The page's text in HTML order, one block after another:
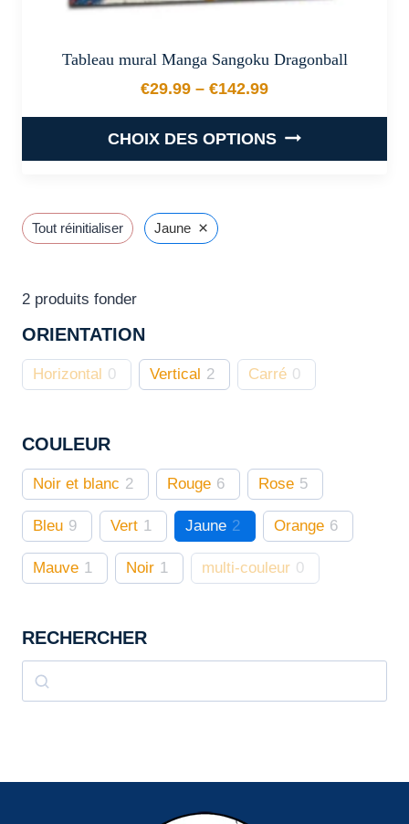
Tableau mural Manga Sangoku Dragonball
€29.99 – €142.99
Plage de prix : €29.99 à
CHOIX DES OPTIONS
a
plusieurs
être
choisies
page
du
produit
Tout réinitialiser Jaune ×
2 produits fonder
ORIENTATION
Horizontal 0 Vertical 2 Carré 0
COULEUR
Noir et blanc 2 Rouge 6 Rose 5
Bleu 9 Vert 1 Jaune 2 Orange 6
Mauve 1 Noir 1 multi-couleur 0
RECHERCHER
Rechercher